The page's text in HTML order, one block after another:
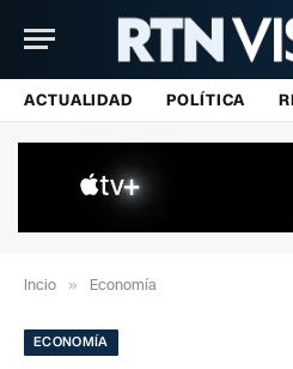
ACTUALIDAD POLÍTICA
Incio » Economía
ECONOMÍA